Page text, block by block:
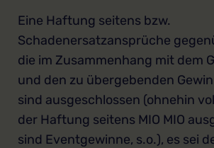
Eine Haftung seitens bzw.
Schadenersatzansprüche
die im Zusammenhang mit dem
und den zu übergebenden
sind ausgeschlossen (ohnehin
der Haftung seitens MIO MIO
sind Eventgewinne, s.o.), es sei